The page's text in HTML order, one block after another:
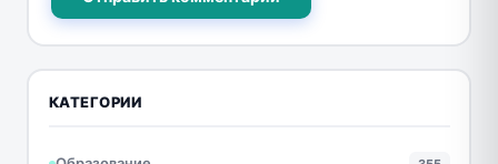
КАТЕГОРИИ